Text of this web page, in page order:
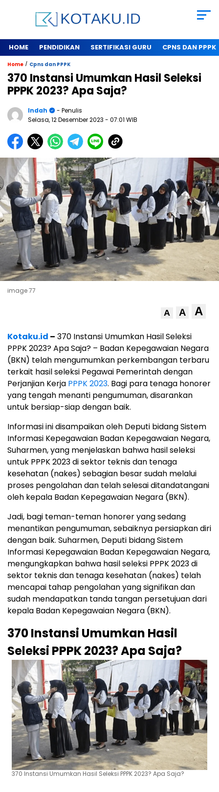
HOME PENDIDIKAN SERTIFIKASI GURU CPNS DAN PPPK
Home / Cpns dan PPPK
370 Instansi Umumkan Hasil Seleksi
PPPK 2023? Apa Saja?
Indah
- Penulis
Selasa, 12 Desember 2023 - 07:01 WIB
image 77
A A A
Kotaku.id – 370 Instansi Umumkan Hasil Seleksi
PPPK 2023? Apa Saja? – Badan Kepegawaian Negara
(BKN) telah mengumumkan perkembangan terbaru
terkait hasil seleksi Pegawai Pemerintah dengan
Perjanjian Kerja PPPK 2023. Bagi para tenaga honorer
yang tengah menanti pengumuman, disarankan
untuk bersiap-siap dengan baik.
Informasi ini disampaikan oleh Deputi bidang Sistem
Informasi Kepegawaian Badan Kepegawaian Negara,
Suharmen, yang menjelaskan bahwa hasil seleksi
untuk PPPK 2023 di sektor teknis dan tenaga
kesehatan (nakes) sebagian besar sudah melalui
proses pengolahan dan telah selesai ditandatangani
oleh kepala Badan Kepegawaian Negara (BKN).
Jadi, bagi teman-teman honorer yang sedang
menantikan pengumuman, sebaiknya persiapkan diri
dengan baik. Suharmen, Deputi bidang Sistem
Informasi Kepegawaian Badan Kepegawaian Negara,
mengungkapkan bahwa hasil seleksi PPPK 2023 di
sektor teknis dan tenaga kesehatan (nakes) telah
mencapai tahap pengolahan yang signifikan dan
sudah mendapatkan tanda tangan persetujuan dari
kepala Badan Kepegawaian Negara (BKN).
370 Instansi Umumkan Hasil
Seleksi PPPK 2023? Apa Saja?
370 Instansi Umumkan Hasil Seleksi PPPK 2023? Apa Saja?